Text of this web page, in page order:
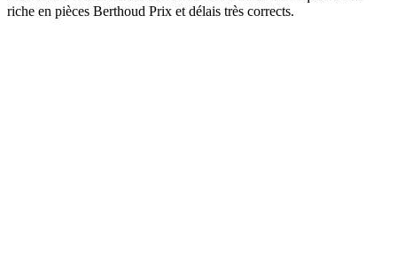
riche en pièces Berthoud Prix et délais très corrects.